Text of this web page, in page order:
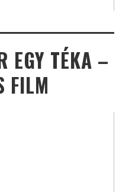
EGY TÉKA –
FILM